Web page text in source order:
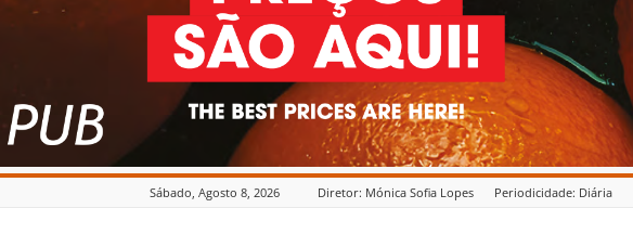
Sábado, Agosto 8, 2026 Diretor: Mónica Sofia Lopes Periodicidade: Diária